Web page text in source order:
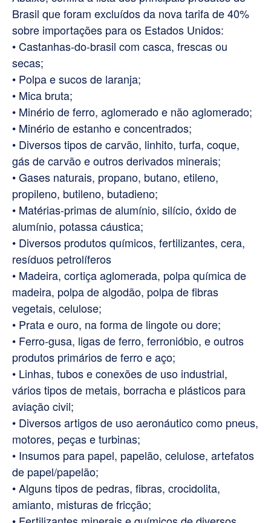
Brasil que foram excluídos da nova tarifa de 40%
sobre importações para os Estados Unidos:
• Castanhas-do-brasil com casca, frescas ou
secas;
• Polpa e sucos de laranja;
• Mica bruta;
• Minério de ferro, aglomerado e não aglomerado;
• Minério de estanho e concentrados;
• Diversos tipos de carvão, linhito, turfa, coque,
gás de carvão e outros derivados minerais;
• Gases naturais, propano, butano, etileno,
propileno, butileno, butadieno;
• Matérias-primas de alumínio, silício, óxido de
alumínio, potassa cáustica;
• Diversos produtos químicos, fertilizantes, cera,
resíduos petrolíferos
• Madeira, cortiça aglomerada, polpa química de
madeira, polpa de algodão, polpa de fibras
vegetais, celulose;
• Prata e ouro, na forma de lingote ou dore;
• Ferro-gusa, ligas de ferro, ferronióbio, e outros
produtos primários de ferro e aço;
• Linhas, tubos e conexões de uso industrial,
vários tipos de metais, borracha e plásticos para
aviação civil;
• Diversos artigos de uso aeronáutico como pneus,
motores, peças e turbinas;
• Insumos para papel, papelão, celulose, artefatos
de papel/papelão;
• Alguns tipos de pedras, fibras, crocidolita,
amianto, misturas de fricção;